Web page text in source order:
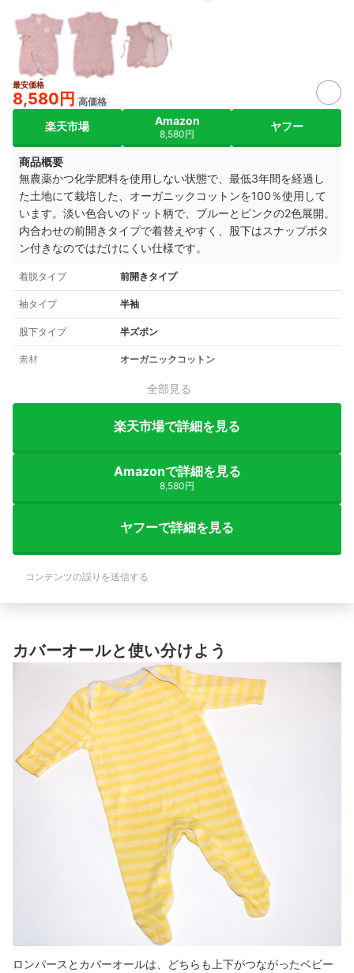
最安価格
8,580円 高価格
楽天市場 Amazon
8,580円
ヤフー
商品概要
無農薬かつ化学肥料を使用しない状態で、最低3年間を経過し
た土地にて栽培した、オーガニックコットンを100％使用して
います。淡い色合いのドット柄で、ブルーとピンクの2色展開。
内合わせの前開きタイプで着替えやすく、股下はスナップボタ
ン付きなのではだけにくい仕様です。
着脱タイプ 前開きタイプ
袖タイプ 半袖
股下タイプ 半ズボン
素材 オーガニックコットン
全部見る
楽天市場で詳細を見る
Amazonで詳細を見る
8,580円
ヤフーで詳細を見る
コンテンツの誤りを送信する
カバーオールと使い分けよう
ロンパースとカバーオールは、どちらも上下がつながったベビー